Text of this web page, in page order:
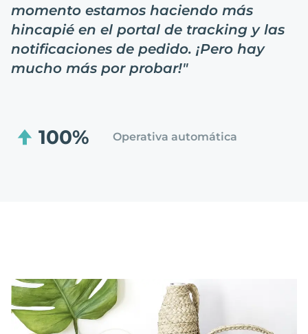
momento estamos haciendo más
hincapié en el portal de tracking y las
notificaciones de pedido. ¡Pero hay
mucho más por probar!"
100% Operativa automática